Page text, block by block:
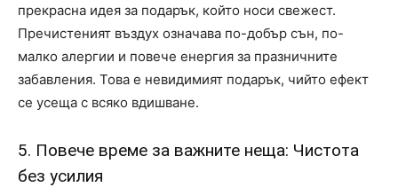
прекрасна идея за подарък, който носи свежест.
Пречистеният въздух означава по-добър сън, по-
малко алергии и повече енергия за празничните
забавления. Това е невидимият подарък, чийто ефект
се усеща с всяко вдишване.
5. Повече време за важните неща: Чистота
без усилия